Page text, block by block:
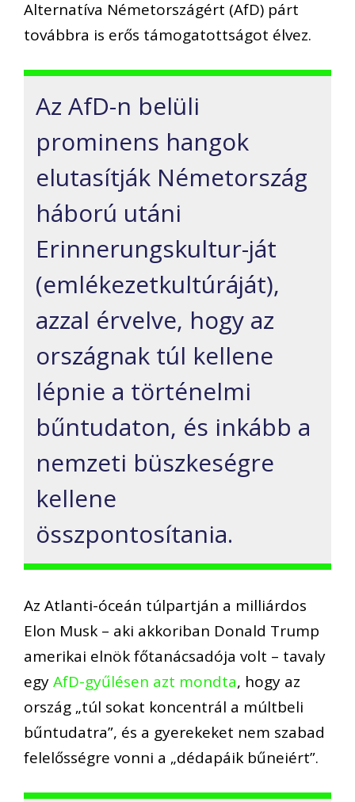
Alternatíva Németországért (AfD) párt
továbbra is erős támogatottságot élvez.
Az AfD-n belüli
prominens hangok
elutasítják Németország
háború utáni
Erinnerungskultur-ját
(emlékezetkultúráját),
azzal érvelve, hogy az
országnak túl kellene
lépnie a történelmi
bűntudaton, és inkább a
nemzeti büszkeségre
kellene
összpontosítania.
Az Atlanti-óceán túlpartján a milliárdos
Elon Musk – aki akkoriban Donald Trump
amerikai elnök főtanácsadója volt – tavaly
egyAfD-gyűlésen azt mondta, hogy az
ország „túl sokat koncentrál a múltbeli
bűntudatra”, és a gyerekeket nem szabad
felelősségre vonni a „dédapáik bűneiért”.